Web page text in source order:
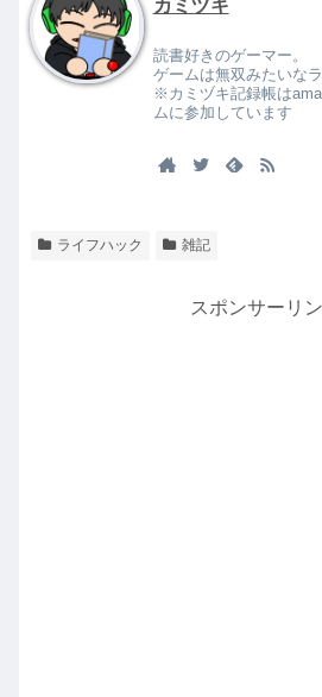
カミヅキ
読書好きのゲーマー。
ゲームは無双みたいな
※カミヅキ記録帳は
ムに参加しています
ライフハック 雑記
スポンサーリ